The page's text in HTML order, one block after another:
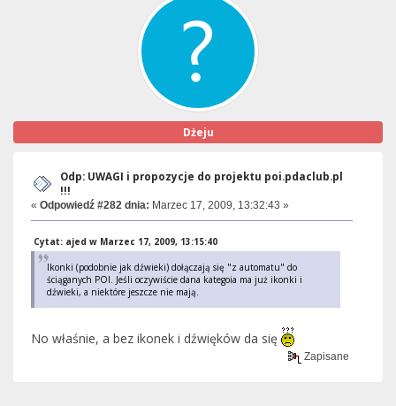
Dżeju
Odp: UWAGI i propozycje do projektu poi.pdaclub.pl
!!!
« Odpowiedź #282 dnia: Marzec 17, 2009, 13:32:43 »
Cytat: ajed w Marzec 17, 2009, 13:15:40
Ikonki (podobnie jak dźwieki) dołączają się "z automatu" do
ściąganych POI. Jeśli oczywiście dana kategoia ma już ikonki i
dźwieki, a niektóre jeszcze nie mają.
No właśnie, a bez ikonek i dźwięków da się
Zapisane